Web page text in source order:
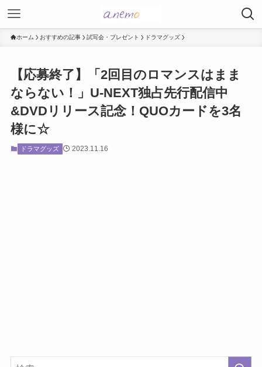
ホーム おすすめの記事 試写会・プレゼント ドラマグッズ
【応募終了】「2回目のロマンスはまま
ならない！」U-NEXT独占先行配信中
&DVDリリース記念！QUOカードを3名
様に☆
ドラマグッズ 2023.11.16